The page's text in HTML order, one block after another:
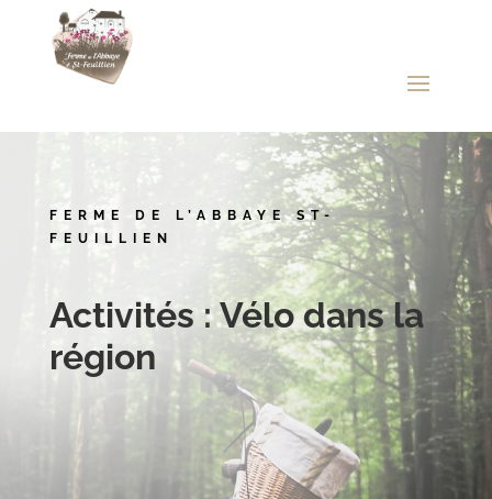
FERME DE L’ABBAYE ST-
FEUILLIEN
Activités : Vélo dans la
région